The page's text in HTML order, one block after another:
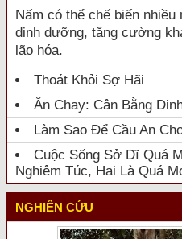
Nấm có thể chế biến
dinh dưỡng, tăng cường
lão hóa.
Thoát Khỏi Sợ Hãi
Ăn Chay: Cân Bằng
Làm Sao Để Cầu An
Cuộc Sống Sở Dĩ Quá
Nghiêm Túc, Hai Là Quá
NGHIÊN CỨU